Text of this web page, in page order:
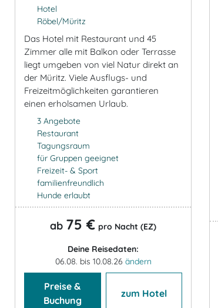
Hotel
Röbel/Müritz
Das Hotel mit Restaurant und 45
Zimmer alle mit Balkon oder Terrasse
liegt umgeben von viel Natur direkt an
der Müritz. Viele Ausflugs- und
Freizeitmöglichkeiten garantieren
einen erholsamen Urlaub.
3 Angebote
Restaurant
Tagungsraum
für Gruppen geeignet
Freizeit- & Sport
familienfreundlich
Hunde erlaubt
ab 75 € pro Nacht (EZ)
Deine Reisedaten:
06.08. bis 10.08.26 ändern
Preise &
Buchung
zum Hotel